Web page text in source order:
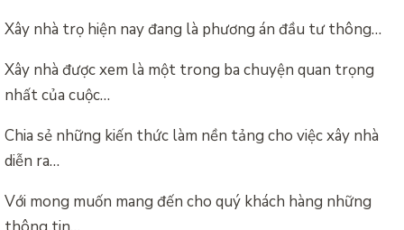
Xây nhà trọ hiện nay đang là phương án đầu tư thông…
Xây nhà được xem là một trong ba chuyện quan trọng
nhất của cuộc…
Chia sẻ những kiến thức làm nền tảng cho việc xây nhà
diễn ra…
Với mong muốn mang đến cho quý khách hàng những